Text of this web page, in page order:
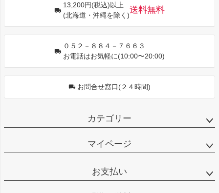
13,200円(税込)以上
(北海道・沖縄を除く)
送料無料
０５２－８８４－７６６３
お電話はお気軽に(10:00〜20:00)
お問合せ窓口(２４時間)
カテゴリー
マイページ
お支払い